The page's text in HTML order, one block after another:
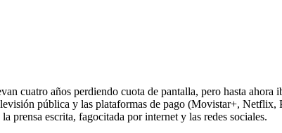
cuatro años perdiendo cuota de pantalla, pero hasta ahora
pública y las plataformas de pago (Movistar+,
prensa escrita, fagocitada por internet y las redes sociales.